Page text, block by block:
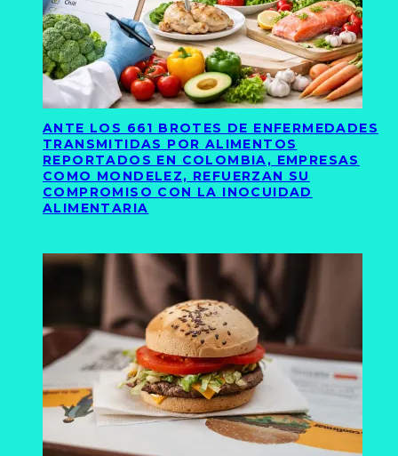
ANTE LOS 661 BROTES DE ENFERMEDADES
TRANSMITIDAS POR ALIMENTOS
REPORTADOS EN COLOMBIA, EMPRESAS
COMO MONDELEZ, REFUERZAN SU
COMPROMISO CON LA INOCUIDAD
ALIMENTARIA